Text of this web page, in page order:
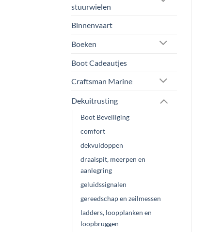
stuurwielen
Binnenvaart
Boeken
Boot Cadeautjes
Craftsman Marine
Dekuitrusting
Boot Beveiliging
comfort
dekvuldoppen
draaispit, meerpen en
aanlegring
geluidssignalen
gereedschap en zeilmessen
ladders, loopplanken en
loopbruggen